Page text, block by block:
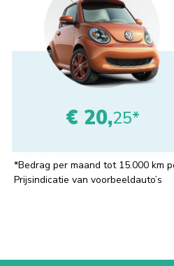
€ 20,25*
*Bedrag per maand tot 15.000 km
Prijsindicatie van voorbeeldauto’s